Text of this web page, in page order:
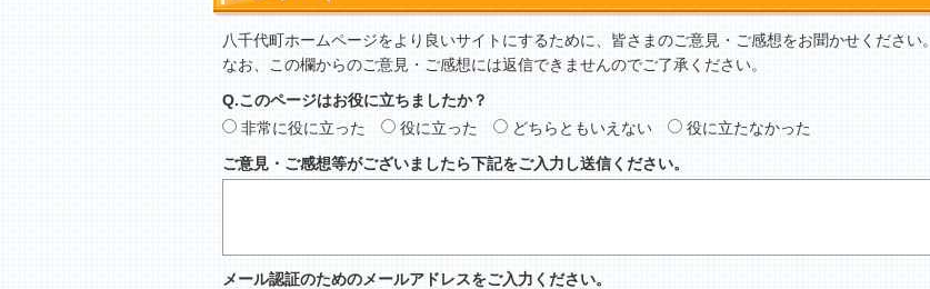
八千代町ホームページをより良いサイトにするために、皆さまのご意見・ご感想をお聞かせください。
なお、この欄からのご意見・ご感想には返信できませんのでご了承ください。
Q.このページはお役に立ちましたか？
非常に役に立った
役に立った どちらともいえない
役に立たなかった
ご意見・ご感想等がございましたら下記をご入力し送信ください。
メール認証のためのメールアドレスをご入力ください。